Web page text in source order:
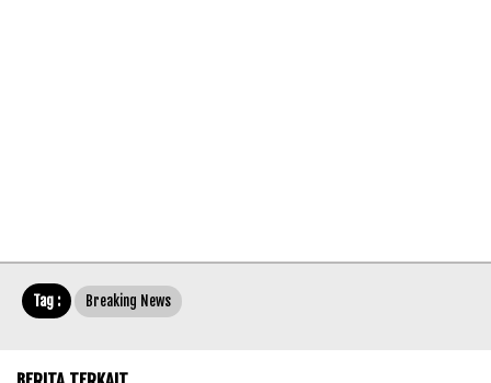
Tag : Breaking News